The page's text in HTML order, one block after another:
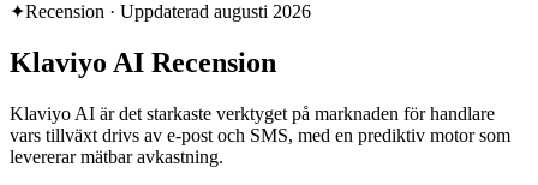
✦Recension · Uppdaterad augusti 2026
Klaviyo AI Recension
Klaviyo AI är det starkaste verktyget på marknaden för handlare
vars tillväxt drivs av e-post och SMS, med en prediktiv motor som
levererar mätbar avkastning.